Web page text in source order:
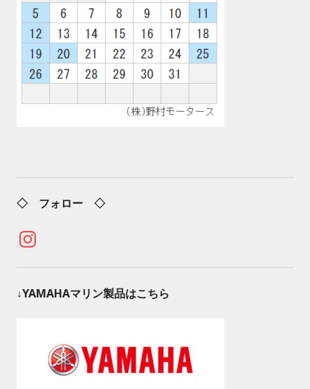
◇ フォロー ◇
Instagram
↓YAMAHAマリン製品はこちら